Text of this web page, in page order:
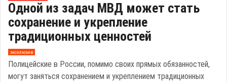
Одной из задач МВД может стать
сохранение и укрепление
традиционных ценностей
эксклюзив
Полицейские в России, помимо своих прямых обязанностей,
могут заняться сохранением и укреплением традиционных